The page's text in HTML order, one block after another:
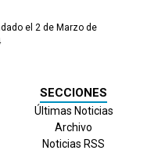
el 2 de Marzo de
SECCIONES
Últimas Noticias
Archivo
Noticias RSS